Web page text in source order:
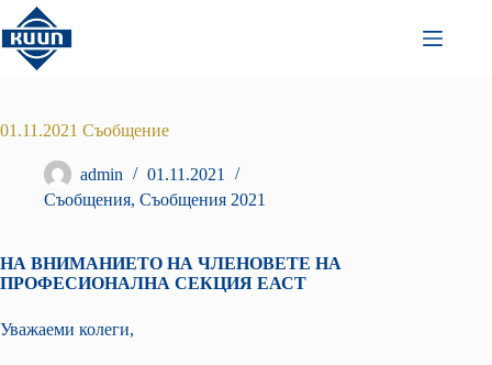
Преминаване
към
съдържанието
01.11.2021 Съобщение
admin
01.11.2021
Съобщения, Съобщения 2021
НА ВНИМАНИЕТО НА ЧЛЕНОВЕТЕ НА
ПРОФЕСИОНАЛНА СЕКЦИЯ ЕАСТ
Уважаеми колеги,